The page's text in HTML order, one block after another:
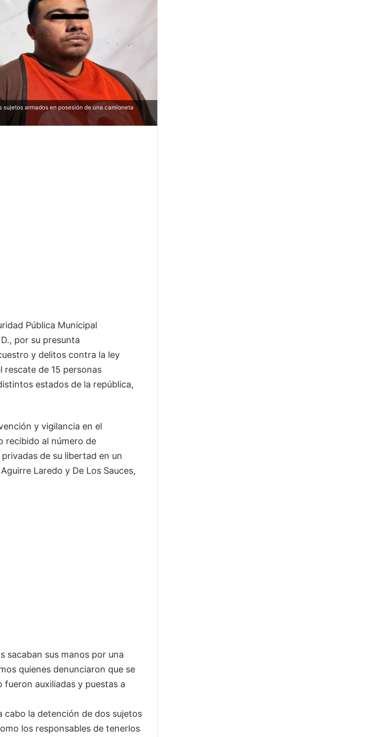
armados en posesión de una camioneta
Pública Municipal
por su presunta
y delitos contra la ley
de 15 personas
estados de la república,
y vigilancia en el
recibido al número de
de su libertad en un
Laredo y De Los Sauces,
sacaban sus manos por una
quienes denunciaron que se
auxiliadas y puestas a
cabo la detención de dos sujetos
los responsables de tenerlos